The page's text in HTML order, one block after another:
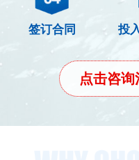
签订合同 投
点击咨